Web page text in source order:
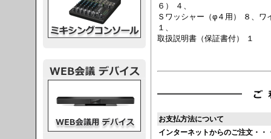
６） ４、
Ｓワッシャー（φ４用） ８、
１、
取扱説明書（保証書付） １
お支払方法について
インターネットからのご注文・・